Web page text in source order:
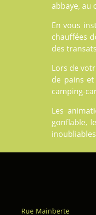
abbaye, au
En vous
chauffées
des
Lors de
de pains
camping-
Les
gonflable,
Rue Mainberte